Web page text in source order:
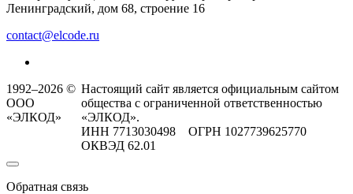
Ленинградский, дом 68, строение 16
contact@elcode.ru
1992–2026 ©
ООО
«ЭЛКОД»
Настоящий сайт является официальным сайтом
общества с ограниченной ответственностью
«ЭЛКОД».
ИНН 7713030498 ОГРН 1027739625770
ОКВЭД 62.01
Обратная связь